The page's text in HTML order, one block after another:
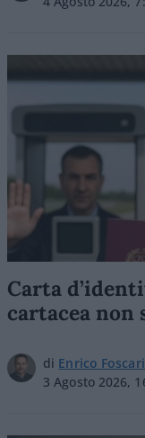
Carta
cartacea non
di Enrico
3 Agosto 2026,